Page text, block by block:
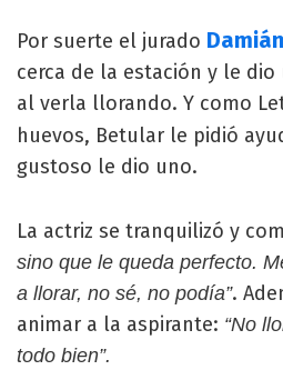
Por suerte el jurado
cerca de la estación y le
al verla llorando. Y como
huevos, Betular le pidió
gustoso le dio uno.
La actriz se tranquilizó y
sino que le queda perfecto.
a llorar, no sé, no podía”.
animar a la aspirante: “No
todo bien”.